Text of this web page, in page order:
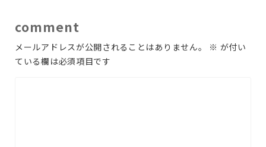
comment
メールアドレスが公開されることはありません。 ※ が付い
ている欄は必須項目です